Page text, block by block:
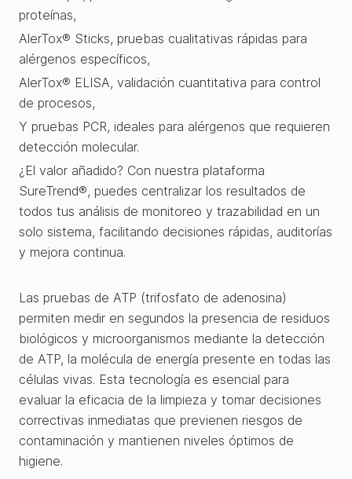
proteínas,
AlerTox® Sticks, pruebas cualitativas rápidas para
alérgenos específicos,
AlerTox® ELISA, validación cuantitativa para control
de procesos,
Y pruebas PCR, ideales para alérgenos que requieren
detección molecular.
¿El valor añadido? Con nuestra plataforma
SureTrend®, puedes centralizar los resultados de
todos tus análisis de monitoreo y trazabilidad en un
solo sistema, facilitando decisiones rápidas, auditorías
y mejora continua.
Las pruebas de ATP (trifosfato de adenosina)
permiten medir en segundos la presencia de residuos
biológicos y microorganismos mediante la detección
de ATP, la molécula de energía presente en todas las
células vivas. Esta tecnología es esencial para
evaluar la eficacia de la limpieza y tomar decisiones
correctivas inmediatas que previenen riesgos de
contaminación y mantienen niveles óptimos de
higiene.